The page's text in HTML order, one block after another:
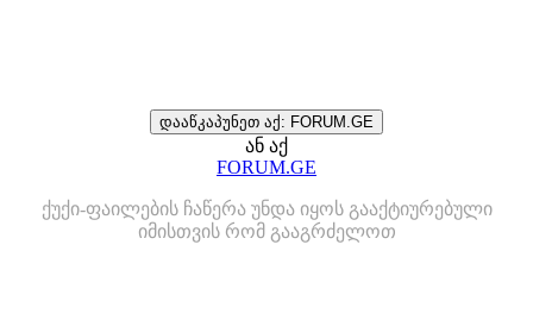
დააწკაპუნეთ აქ: FORUM.GE
ან აქ
FORUM.GE
ქუქი-ფაილების ჩაწერა უნდა იყოს გააქტიურებული
იმისთვის რომ გააგრძელოთ